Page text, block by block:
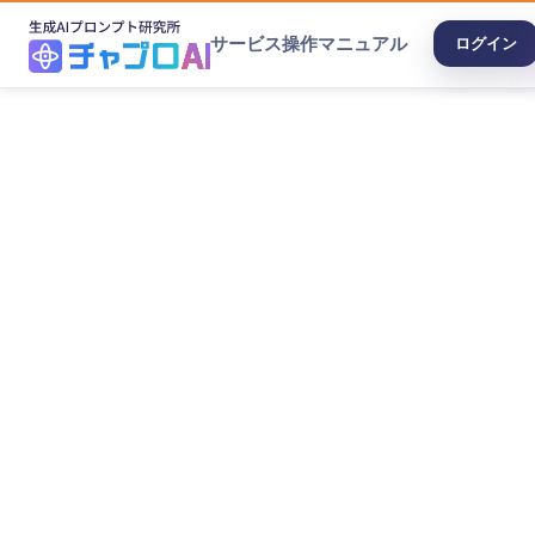
サービス操作マニュアル ログイン